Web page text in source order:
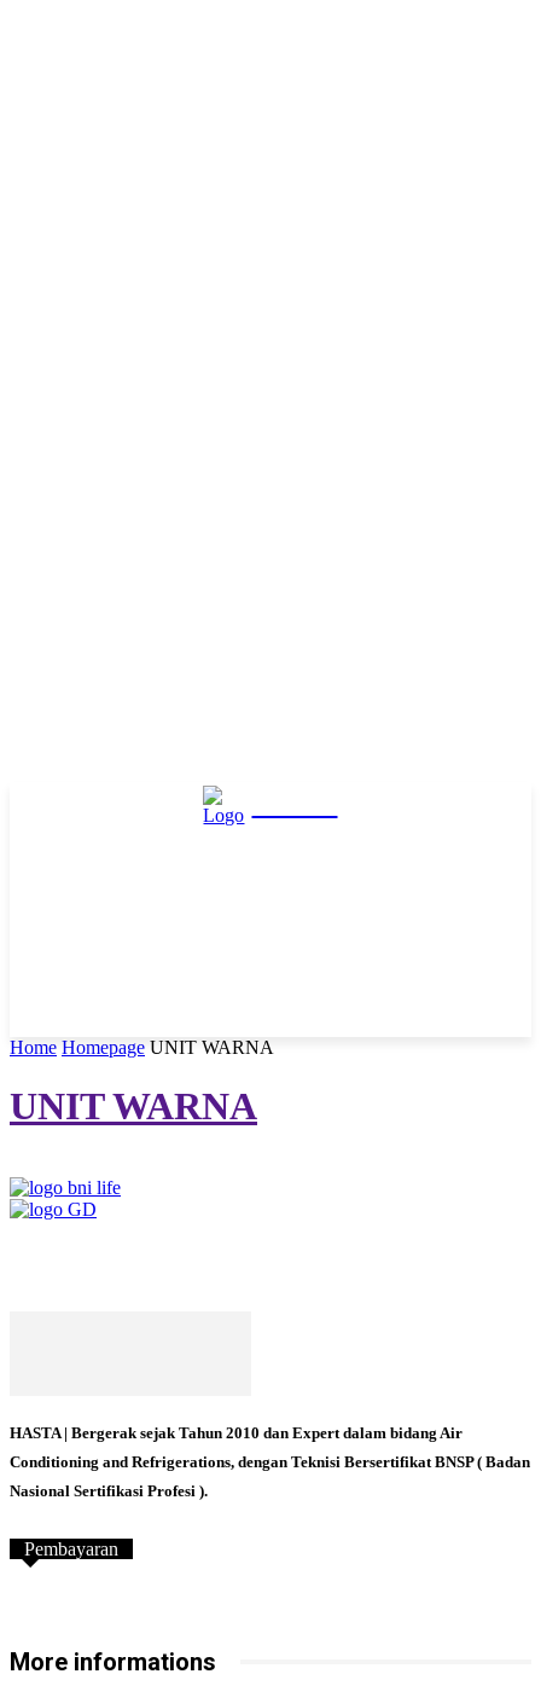
Home Homepage UNIT WARNA
UNIT WARNA
HASTA | Bergerak sejak Tahun 2010 dan Expert dalam bidang Air
Conditioning and Refrigerations, dengan Teknisi Bersertifikat BNSP ( Badan
Nasional Sertifikasi Profesi ).
Pembayaran
More informations